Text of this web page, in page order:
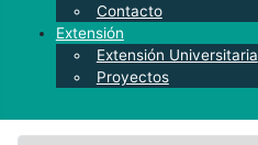
Contacto
Extensión
Extensión Universitaria
Proyectos